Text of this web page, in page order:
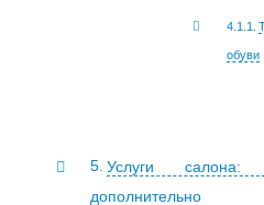
обуви
Услуги
дополнительно